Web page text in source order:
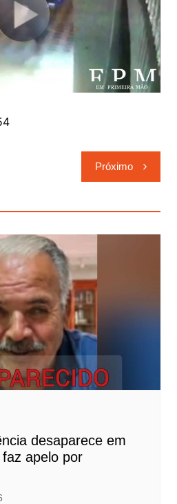
Próximo
desaparece em
apelo por